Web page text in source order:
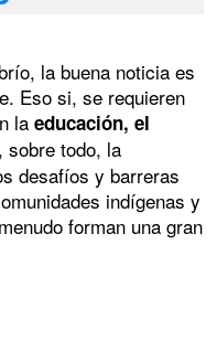
la buena noticia es
Eso si, se requieren
la educación, el
sobre todo, la
desafíos y barreras
indígenas y
forman una gran